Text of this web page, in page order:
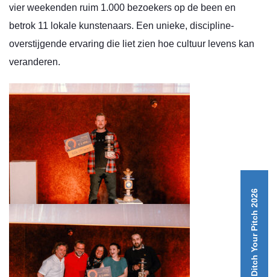
Ditch Your Pitch 2026
vier weekenden ruim 1.000 bezoekers op de been en
betrok 11 lokale kunstenaars. Een unieke, discipline-
overstijgende ervaring die liet zien hoe cultuur levens kan
veranderen.